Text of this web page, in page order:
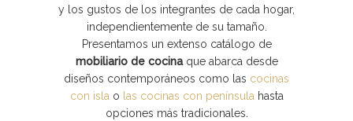
y los gustos de los integrantes de cada hogar,
independientemente de su tamaño.
Presentamos un extenso catálogo de
mobiliario de cocinaque abarca desde
diseños contemporáneos como las cocinas
con islao las cocinas con penínsulahasta
opciones más tradicionales.